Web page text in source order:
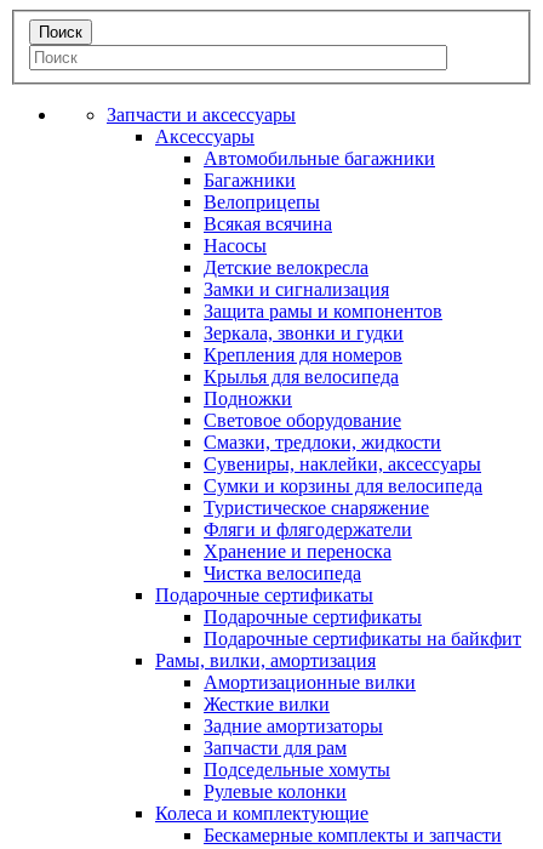
Запчасти и аксессуары
Аксессуары
Автомобильные багажники
Багажники
Велоприцепы
Всякая всячина
Насосы
Детские велокресла
Замки и сигнализация
Защита рамы и компонентов
Зеркала, звонки и гудки
Крепления для номеров
Крылья для велосипеда
Подножки
Световое оборудование
Смазки, тредлоки, жидкости
Сувениры, наклейки, аксессуары
Сумки и корзины для велосипеда
Туристическое снаряжение
Фляги и флягодержатели
Хранение и переноска
Чистка велосипеда
Подарочные сертификаты
Подарочные сертификаты
Подарочные сертификаты на байкфит
Рамы, вилки, амортизация
Амортизационные вилки
Жесткие вилки
Задние амортизаторы
Запчасти для рам
Подседельные хомуты
Рулевые колонки
Колеса и комплектующие
Бескамерные комплекты и запчасти